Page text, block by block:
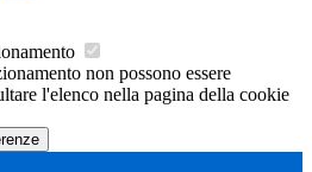
non possono essere
l'elenco nella pagina della cookie